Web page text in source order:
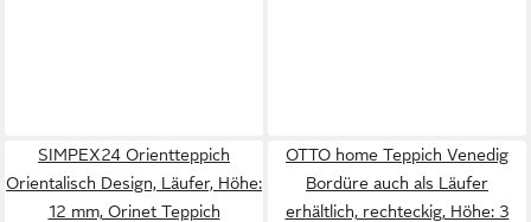
SIMPEX24 Orientteppich
Orientalisch Design, Läufer, Höhe:
12 mm, Orinet Teppich
OTTO home Teppich Venedig
Bordüre auch als Läufer
erhältlich, rechteckig, Höhe: 3